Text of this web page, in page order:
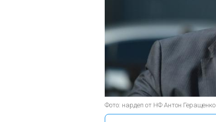
Фото: нардеп от НФ Антон Геращенко